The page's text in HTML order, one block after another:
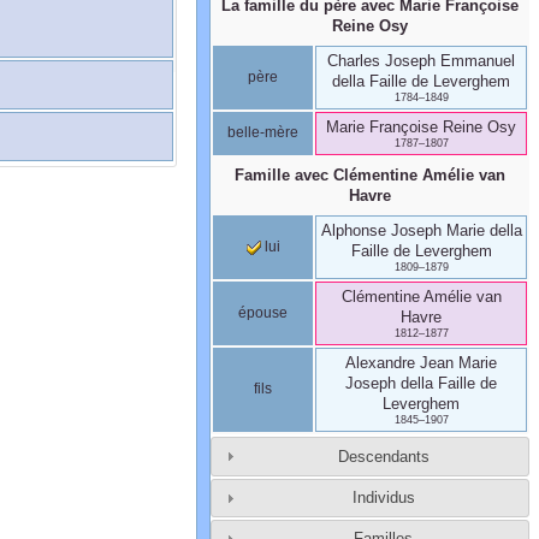
La famille du père avec Marie Françoise
Reine Osy
père
Charles Joseph Emmanuel
della Faille de Leverghem
1784–1849
belle-mère Marie Françoise Reine Osy
1787–1807
Famille avec Clémentine Amélie van
Havre
lui
Alphonse Joseph Marie della
Faille de Leverghem
1809–1879
épouse
Clémentine Amélie van
Havre
1812–1877
fils
Alexandre Jean Marie
Joseph della Faille de
Leverghem
1845–1907
Descendants
Individus